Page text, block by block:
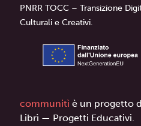
PNRR TOCC – Transizione
Culturali e Creativi.
communitì è un progetto
Librì — Progetti Educativi.